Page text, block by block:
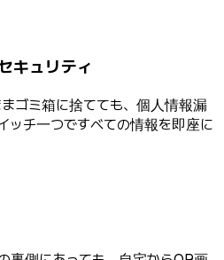
キュリティ
ゴミ箱に捨てても、個人情報漏
ッチ一つですべての情報を即座に